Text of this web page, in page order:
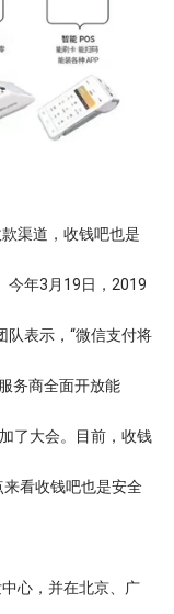
渠道，收钱吧也是
今年3月19日，2019
队表示，“微信支付将
务商全面开放能
了大会。目前，收钱
看收钱吧也是安全
心，并在北京、广